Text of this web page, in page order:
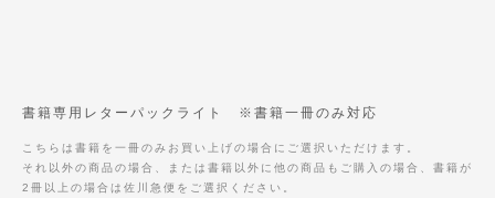
書籍専用レターパックライト ※書籍一冊のみ対応
こちらは書籍を一冊のみお買い上げの場合にご選択いただけます。
それ以外の商品の場合、または書籍以外に他の商品もご購入の場合、書籍が
2冊以上の場合は佐川急便をご選択ください。